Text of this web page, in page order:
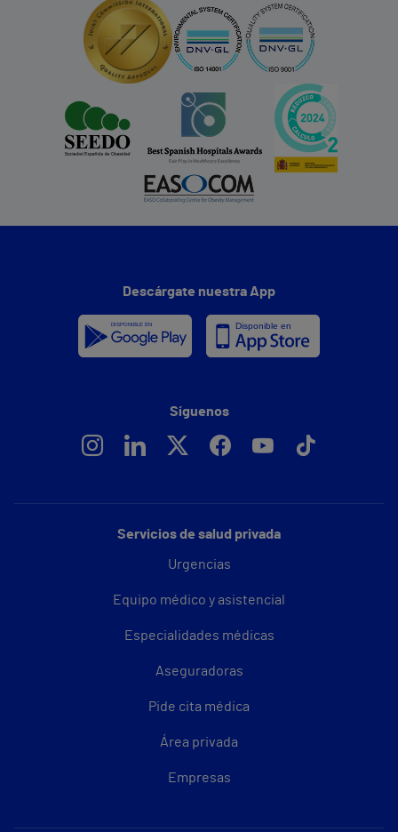
Servicios de salud privada
Urgencias
Equipo médico y asistencial
Especialidades médicas
Aseguradoras
Pide cita médica
Área privada
Empresas
Descárgate nuestra App
Síguenos